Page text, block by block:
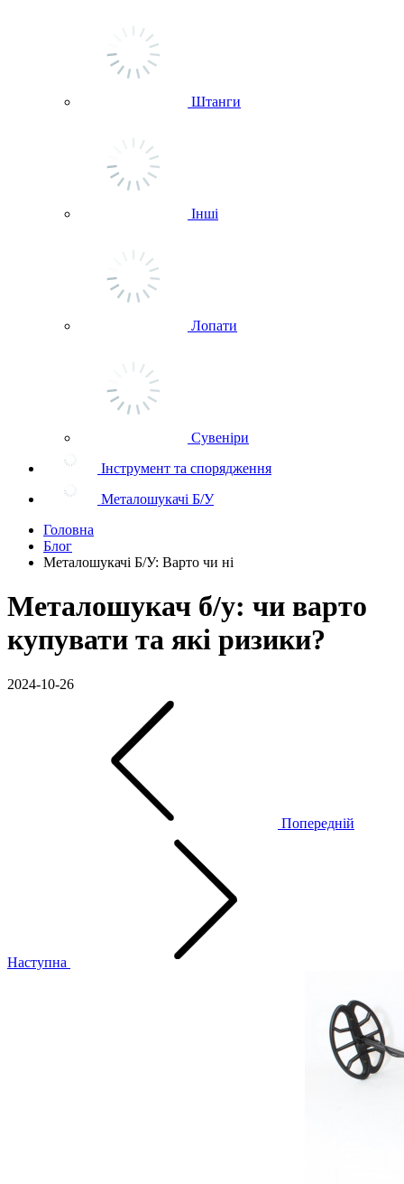
Штанги
Інші
Лопати
Сувеніри
Інструмент та спорядження
Металошукачі Б/У
Головна
Блог
Металошукачі Б/У: Варто чи ні
Металошукач б/у: чи варто
купувати та які ризики?
2024-10-26
Попередній
Наступна